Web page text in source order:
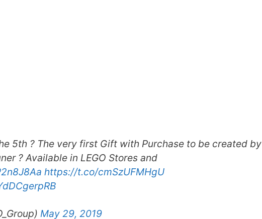
5th ? The very first Gift with Purchase to be created by
? Available in LEGO Stores and
https://t.co/cmSzUFMHgU
May 29, 2019